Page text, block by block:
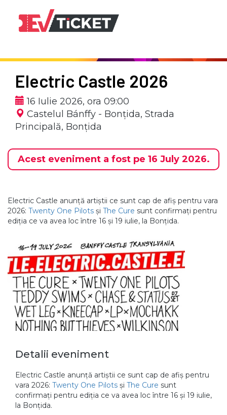
Electric Castle 2026
16 Iulie 2026, ora 09:00
Castelul Bánffy - Bonțida, Strada
Principală, Bonțida
Acest eveniment a fost pe 16 July 2026.
Electric Castle anunță artiștii ce sunt cap de afiș pentru vara
2026: Twenty One Pilots și The Cure sunt confirmați pentru
ediția ce va avea loc între 16 și 19 iulie, la Bonțida.
Detalii eveniment
Electric Castle anunță artiștii ce sunt cap de afiș pentru
vara 2026: Twenty One Pilots și The Cure sunt
confirmați pentru ediția ce va avea loc între 16 și 19 iulie,
la Bonțida.